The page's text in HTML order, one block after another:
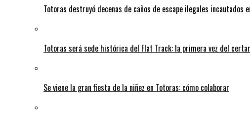
Totoras destruyó decenas de caños de escape ilegales incautados
Totoras será sede histórica del Flat Track: la primera vez del
Se viene la gran fiesta de la niñez en Totoras: cómo colaborar